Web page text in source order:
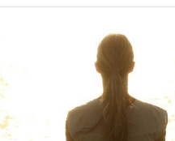
e
o
k
ss
e
n
g
er
er
st